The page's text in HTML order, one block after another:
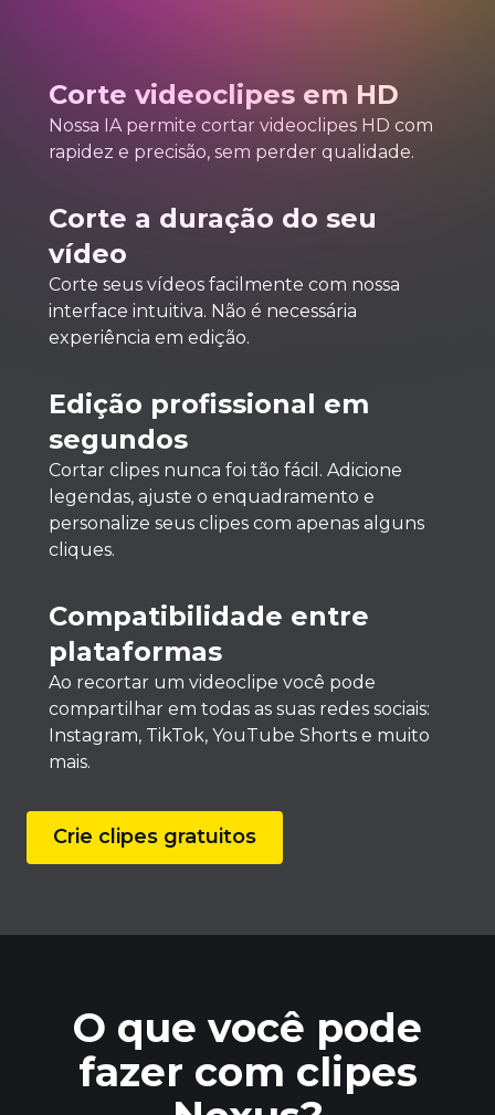
Corte videoclipes em HD
Nossa IA permite cortar videoclipes HD com
rapidez e precisão, sem perder qualidade.
Corte a duração do seu
vídeo
Corte seus vídeos facilmente com nossa
interface intuitiva. Não é necessária
experiência em edição.
Edição profissional em
segundos
Cortar clipes nunca foi tão fácil. Adicione
legendas, ajuste o enquadramento e
personalize seus clipes com apenas alguns
cliques.
Compatibilidade entre
plataformas
Ao recortar um videoclipe você pode
compartilhar em todas as suas redes sociais:
Instagram, TikTok, YouTube Shorts e muito
mais.
Crie clipes gratuitos
O que você pode
fazer com clipes